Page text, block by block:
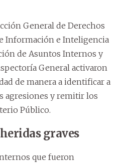
General de Derechos
Información e Inteligencia
de Asuntos Internos y
General activaron
de manera a identificar a
agresiones y remitir los
Público.
graves
que fueron